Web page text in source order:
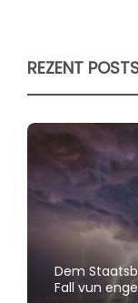
REZENT
Dem
Fall vun